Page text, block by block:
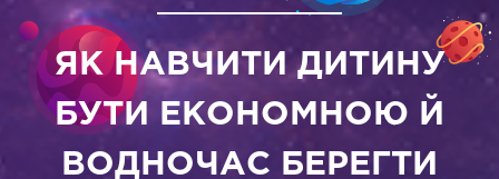
ЯК НАВЧИТИ ДИТИНУ
БУТИ ЕКОНОМНОЮ Й
ВОДНОЧАС БЕРЕГТИ